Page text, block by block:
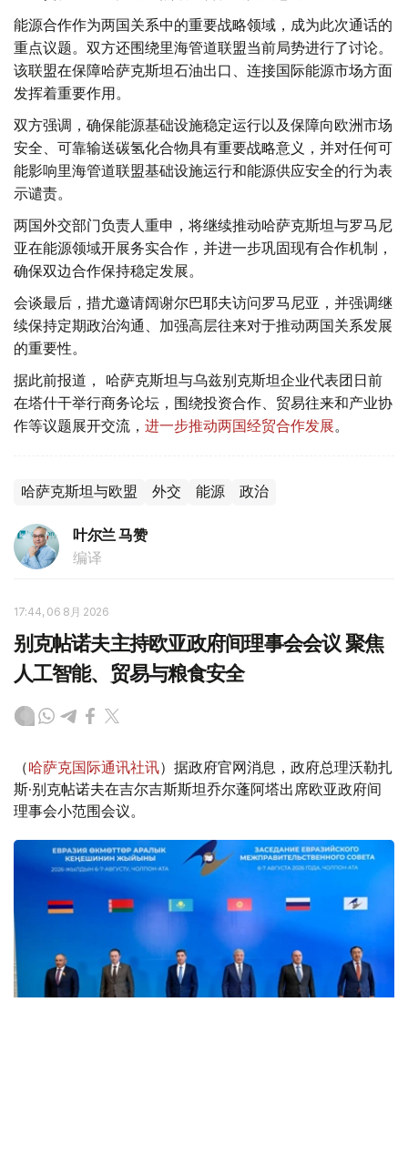
能源合作作为两国关系中的重要战略领域，成为此次通话的
重点议题。双方还围绕里海管道联盟当前局势进行了讨论。
该联盟在保障哈萨克斯坦石油出口、连接国际能源市场方面
发挥着重要作用。
双方强调，确保能源基础设施稳定运行以及保障向欧洲市场
安全、可靠输送碳氢化合物具有重要战略意义，并对任何可
能影响里海管道联盟基础设施运行和能源供应安全的行为表
示谴责。
两国外交部门负责人重申，将继续推动哈萨克斯坦与罗马尼
亚在能源领域开展务实合作，并进一步巩固现有合作机制，
确保双边合作保持稳定发展。
会谈最后，措尤邀请阔谢尔巴耶夫访问罗马尼亚，并强调继
续保持定期政治沟通、加强高层往来对于推动两国关系发展
的重要性。
据此前报道， 哈萨克斯坦与乌兹别克斯坦企业代表团日前
在塔什干举行商务论坛，围绕投资合作、贸易往来和产业协
作等议题展开交流， 进一步推动两国经贸合作发展。
哈萨克斯坦与欧盟 外交 能源 政治
叶尔兰 马赞
编译
17:44, 06 8月 2026
别克帖诺夫主持欧亚政府间理事会会议 聚焦
人工智能、贸易与粮食安全
（哈萨克国际通讯社讯）据政府官网消息，政府总理沃勒扎
斯·别克帖诺夫在吉尔吉斯斯坦乔尔蓬阿塔出席欧亚政府间
理事会小范围会议。